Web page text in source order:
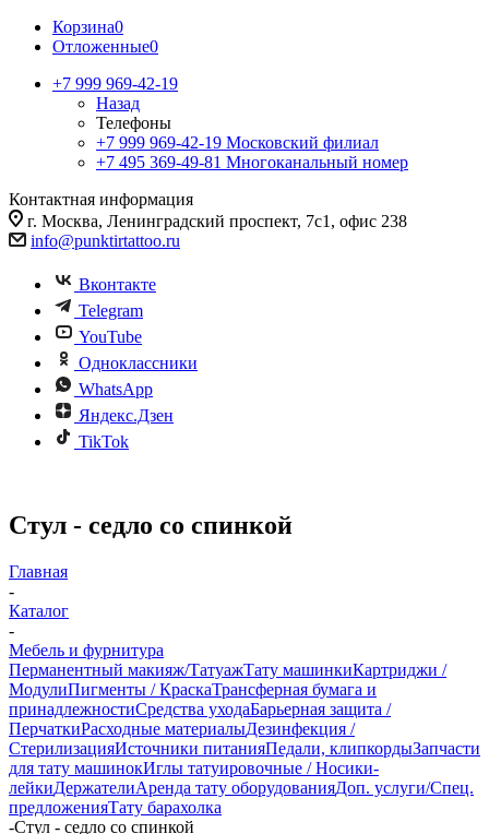
Корзина0
Отложенные0
+7 999 969-42-19
Назад
Телефоны
+7 999 969-42-19 Московский филиал
+7 495 369-49-81 Многоканальный номер
Контактная информация
г. Москва, Ленинградский проспект, 7с1, офис 238
info@punktirtattoo.ru
Вконтакте
Telegram
YouTube
Одноклассники
WhatsApp
Яндекс.Дзен
TikTok
Стул - седло со спинкой
Главная
-
Каталог
-
Мебель и фурнитура
Перманентный макияж/ТатуажТату машинкиКартриджи /
МодулиПигменты / КраскаТрансферная бумага и
принадлежностиСредства уходаБарьерная защита /
ПерчаткиРасходные материалыДезинфекция /
СтерилизацияИсточники питанияПедали, клипкордыЗапчасти
для тату машинокИглы татуировочные / Носики-
лейкиДержателиАренда тату оборудованияДоп. услуги/Спец.
предложенияТату барахолка
-Стул - седло со спинкой